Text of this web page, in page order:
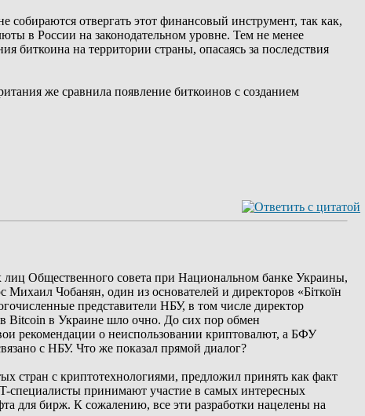
собираются отвергать этот финансовый инструмент, так как,
в России на законодательном уровне. Тем не менее
биткоина на территории страны, опасаясь за последствия
же сравнила появление биткоинов с созданием
Общественного совета при Национальном банке Украины,
Чобанян, один из основателей и директоров «Біткоїн
представители НБУ, в том числе директор
Bitcoin в Украине шло очно. До сих пор обмен
рекомендации о неиспользовании криптовалют, а БФУ
с НБУ. Что же показал прямой диалог?
стран с криптотехнологиями, предложил принять как факт
специалисты принимают участие в самых интересных
для бирж. К сожалению, все эти разработки нацелены на